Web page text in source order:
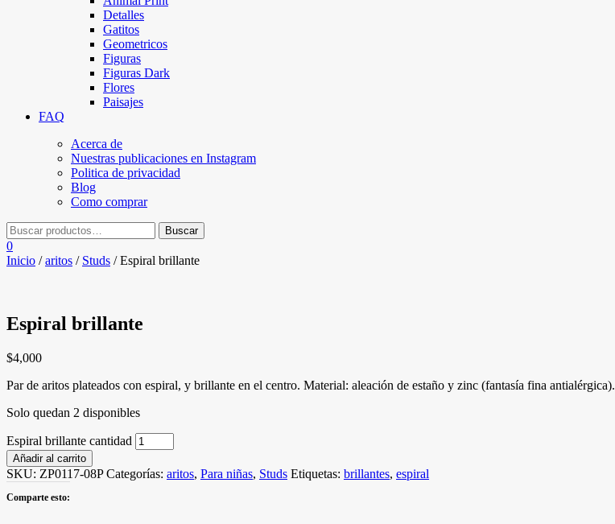
Detalles
Gatitos
Geometricos
Figuras
Figuras Dark
Flores
Paisajes
FAQ
Acerca de
Nuestras publicaciones en Instagram
Politica de privacidad
Blog
Como comprar
0
Inicio /aritos / Studs / Espiral brillante
Espiral brillante
$4,000
Par de aritos plateados con espiral, y brillante en el centro. Material: aleación de estaño y zinc (fantasía fina antialérgica).
Solo quedan 2 disponibles
Espiral brillante cantidad
Añadir al carrito
SKU: ZP0117-08P Categorías: aritos, Para niñas, Studs Etiquetas: brillantes, espiral
Comparte esto: